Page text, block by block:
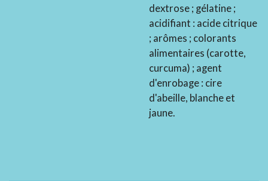
dextrose ; gélatine ;
acidifiant : acide citrique
; arômes ; colorants
alimentaires (carotte,
curcuma) ; agent
d'enrobage : cire
d'abeille, blanche et
jaune.